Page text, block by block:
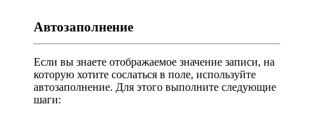
Автозаполнение
Если вы знаете отображаемое значение записи, на
которую хотите сослаться в поле, используйте
автозаполнение. Для этого выполните следующие
шаги: